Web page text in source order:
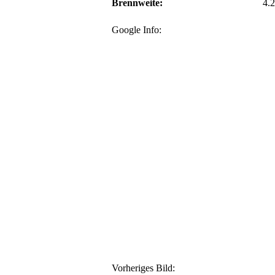
Brennweite:
Google Info:
Vorheriges Bild: